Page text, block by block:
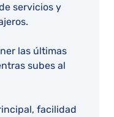
servicios y
las últimas
subes al
facilidad